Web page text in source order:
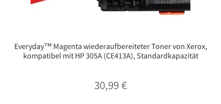
Everyday™ Magenta wiederaufbereiteter Toner von Xerox,
kompatibel mit HP 305A (CE413A), Standardkapazität
30,99€